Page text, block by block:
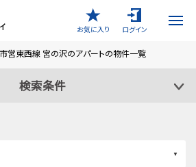
お気に入り
ログイン
営東西線 宮の沢のアパートの物件一覧
検索条件